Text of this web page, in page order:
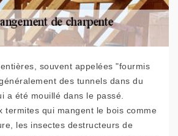
souvent appelées "fourmis
des tunnels dans du
a été mouillé dans le passé.
termites qui mangent le bois comme
les insectes destructeurs de